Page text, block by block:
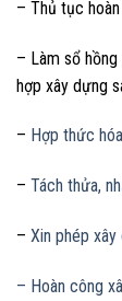
– Thủ tục
– Làm sổ
hợp xây dựng
– Hợp thức
– Tách thửa,
– Xin phép xây
– Hoàn công